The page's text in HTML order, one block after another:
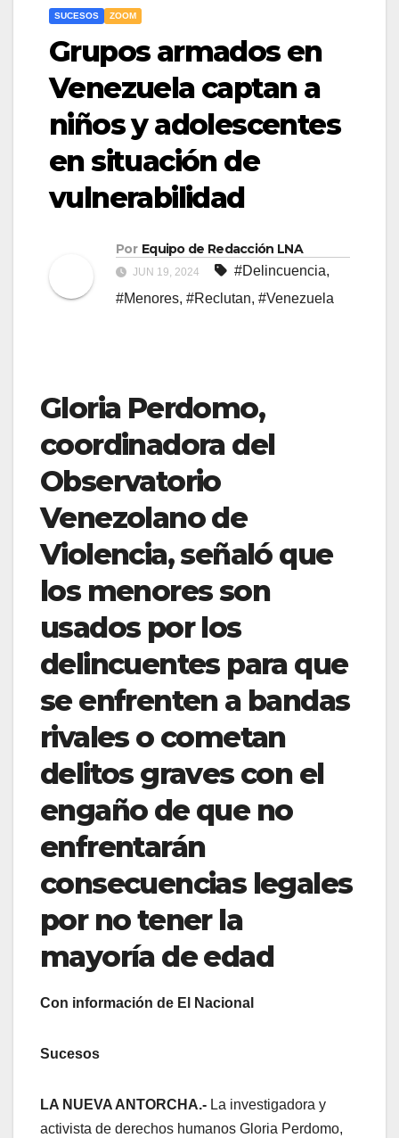
SUCESOS ZOOM
Grupos armados en
Venezuela captan a
niños y adolescentes
en situación de
vulnerabilidad
Por Equipo de Redacción LNA
JUN 19, 2024 #Delincuencia,
#Menores, #Reclutan, #Venezuela
Gloria Perdomo,
coordinadora del
Observatorio
Venezolano de
Violencia, señaló que
los menores son
usados por los
delincuentes para que
se enfrenten a bandas
rivales o cometan
delitos graves con el
engaño de que no
enfrentarán
consecuencias legales
por no tener la
mayoría de edad
Con información de El Nacional
Sucesos
LA NUEVA ANTORCHA.- La investigadora y
activista de derechos humanos Gloria Perdomo,